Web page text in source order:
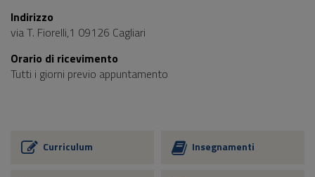
Indirizzo
via T. Fiorelli,1 09126 Cagliari
Orario di ricevimento
Tutti i giorni previo appuntamento
Curriculum Insegnamenti